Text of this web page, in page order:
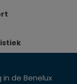
de Benelux